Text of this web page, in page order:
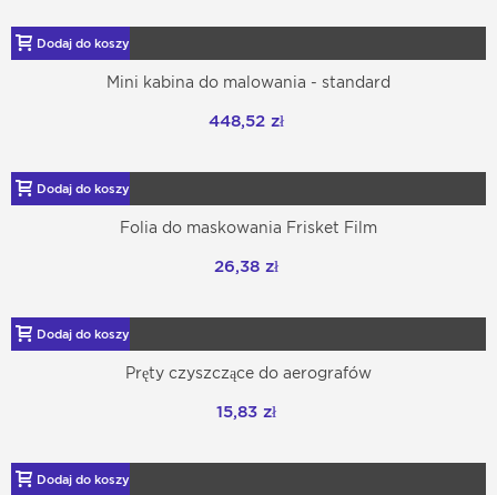
Dodaj do koszyka
Mini kabina do malowania - standard
448,52 zł
Dodaj do koszyka
Folia do maskowania Frisket Film
26,38 zł
Dodaj do koszyka
Pręty czyszczące do aerografów
15,83 zł
Dodaj do koszyka